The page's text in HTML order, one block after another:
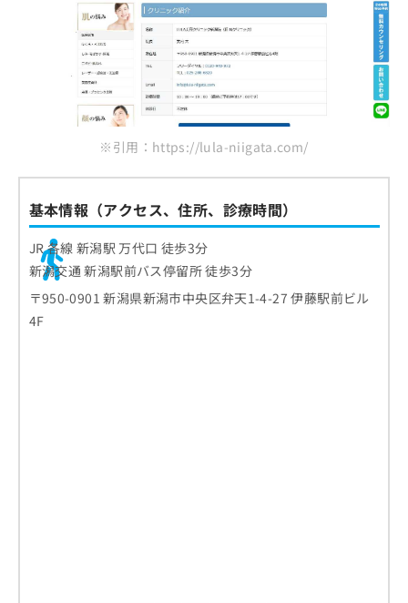
※引用：https://lula-niigata.com/
基本情報（アクセス、住所、診療時間）
JR 各線 新潟駅 万代口 徒歩3分
新潟交通 新潟駅前バス停留所 徒歩3分
〒950-0901 新潟県新潟市中央区弁天1-4-27 伊藤駅前ビル
4F